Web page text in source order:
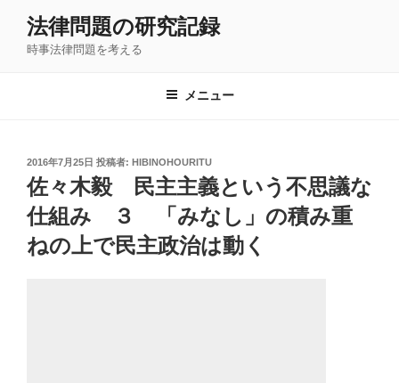
法律問題の研究記録
時事法律問題を考える
メニュー
投
稿
日:
2016年7月25日 投稿者: HIBINOHOURITU
佐々木毅 民主主義という不思議な
仕組み ３ 「みなし」の積み重
ねの上で民主政治は動く